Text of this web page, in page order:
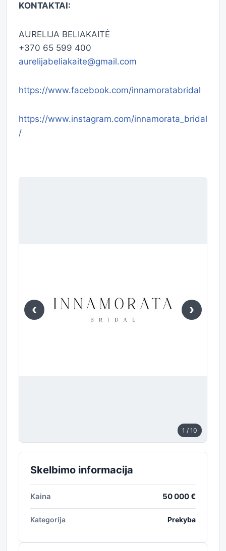
KONTAKTAI:
AURELIJA BELIAKAITĖ
+370 65 599 400
aurelijabeliakaite@gmail.com
https://www.facebook.com/innamoratabridal
https://www.instagram.com/innamorata_bridal
/
‹ ›
1 / 10
Skelbimo informacija
Kaina 50 000 €
Kategorija Prekyba